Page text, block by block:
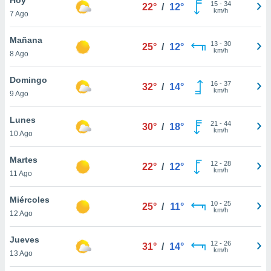
en
más
nuestra
de
cookies
aceptar
7 Ago
22° / 12° 15- 34
km/h
Mañana
8 Ago
25° / 12° 13- 30
km/h
Domingo
9 Ago
32° / 14° 16- 37
km/h
Lunes
10 Ago
30° / 18° 21 - 44
km/h
Martes
11 Ago
22° / 12° 12- 28
km/h
Miércoles
12 Ago
25° / 11° 10- 25
km/h
Jueves
13 Ago
31° / 14° 12- 26
km/h